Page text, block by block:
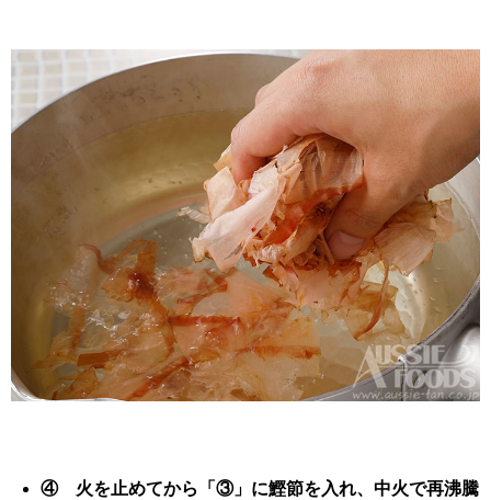
④ 火を止めてから「③」に鰹節を入れ、中火で再沸騰